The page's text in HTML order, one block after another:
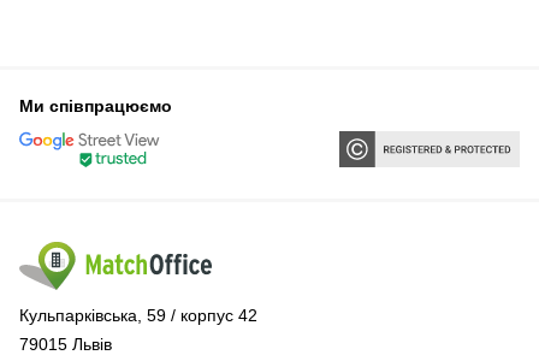
Ми співпрацюємо
Кульпарківська, 59 / корпус 42
79015 Львів